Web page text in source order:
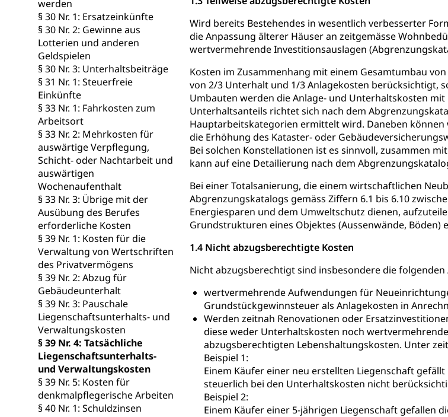
werden
§ 30 Nr. 1: Ersatzeinkünfte
§ 30 Nr. 2: Gewinne aus
Lotterien und anderen
Geldspielen
§ 30 Nr. 3: Unterhaltsbeiträge
§ 31 Nr. 1: Steuerfreie
Einkünfte
§ 33 Nr. 1: Fahrkosten zum
Arbeitsort
§ 33 Nr. 2: Mehrkosten für
auswärtige Verpflegung,
Schicht- oder Nachtarbeit und
auswärtigen
Wochenaufenthalt
§ 33 Nr. 3: Übrige mit der
Ausübung des Berufes
erforderliche Kosten
§ 39 Nr. 1: Kosten für die
Verwaltung von Wertschriften
des Privatvermögens
§ 39 Nr. 2: Abzug für
Gebäudeunterhalt
§ 39 Nr. 3: Pauschale
Liegenschaftsunterhalts- und
Verwaltungskosten
§ 39 Nr. 4: Tatsächliche
Liegenschaftsunterhalts-
und Verwaltungskosten
§ 39 Nr. 5: Kosten für
denkmalpflegerische Arbeiten
§ 40 Nr. 1: Schuldzinsen
Wird bereits Bestehendes in wesentlich verbesserter
die Anpassung älterer Häuser an zeitgemässe
wertvermehrende Investitionsauslagen
Kosten im Zusammenhang mit einem Gesamtumbau
von 2/3 Unterhalt und 1/3 Anlagekosten berücksichtigt,
Umbauten werden die Anlage- und Unterhaltskosten
Unterhaltsanteils richtet sich nach dem
Hauptarbeitskategorien ermittelt wird. Daneben
die Erhöhung des Kataster- oder
Bei solchen Konstellationen ist es sinnvoll, zusammen
kann auf eine Detailierung nach dem
Bei einer Totalsanierung, die einem wirtschaftlichen
Abgrenzungskatalogs gemäss Ziffern 6.1 bis 6.10
Energiesparen und dem Umweltschutz dienen,
Grundstrukturen eines Objektes (Aussenwände, Böden)
1.4 Nicht abzugsberechtigte Kosten
Nicht abzugsberechtigt sind insbesondere die
wertvermehrende Aufwendungen für
Grundstückgewinnsteuer als Anlagekosten in
Werden zeitnah Renovationen oder
diese weder Unterhaltskosten noch
abzugsberechtigten Lebenshaltungskosten. Unter
Beispiel 1:
Einem Käufer einer neu erstellten Liegenschaft
steuerlich bei den Unterhaltskosten nicht
Beispiel 2:
Einem Käufer einer 5-jährigen Liegenschaft gefallen
Abfallentsorgung, Kehrichtabfuhr, Müllabfuhr
Abfall und Entsorgung Gemeindeverbände für
Boden, Natur und Landschaft
Bodenschutz, Landschaftsschutz, Gewässerschutz,
Natur (Dienststelle Landwirtschaft und Wald)
Chemie und Gifte
Giftabfälle, Giftmüll, Schadstoffe, Giftstoffe, Störfall
Sonderabfälle und Gifte (Umweltberatung Luzern)
Eigentum
Liegenschaft, Immobilie, Grundstück
ÖREB-Kataster Grundeigentümerabfrage
Energie
Strom, Energieversorgung, Stromversorgung,
fossile Energie, erneuerbare Energie, Biomasse
Energiefachstellenkonferenz Zentralschweiz
Grundbuch
Grundbucheintrag, Grundbuchamt, Grundeigentum,
Grundbuch Grundbuchplan mit
Luft und Klima
Luftreinhaltung, Luftverschmutzung, Klimaschutz,
Atmosphäre, Luft, Klima (Geoportal) Klima
Raumplanung
Raumplan, Nutzungsplan
Raumdatenpool Richtplanung Kanton Luzern (ARE)